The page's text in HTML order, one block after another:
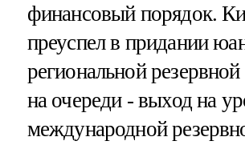
финансовый порядок.
преуспел в придании
региональной
на очереди - выход на
международной